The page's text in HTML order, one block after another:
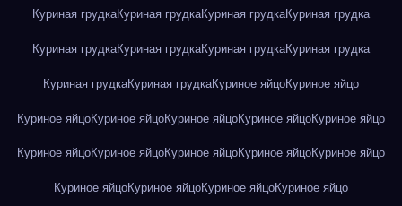
Куриная грудкаКуриная грудкаКуриная грудкаКуриная грудка
Куриная грудкаКуриная грудкаКуриная грудкаКуриная грудка
Куриная грудкаКуриная грудкаКуриное яйцоКуриное яйцо
Куриное яйцоКуриное яйцоКуриное яйцоКуриное яйцоКуриное яйцо
Куриное яйцоКуриное яйцоКуриное яйцоКуриное яйцоКуриное яйцо
Куриное яйцоКуриное яйцоКуриное яйцоКуриное яйцо